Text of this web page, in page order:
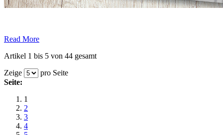
Read More
Artikel 1 bis 5 von 44 gesamt
Zeige
pro Seite
Seite:
1
2
3
4